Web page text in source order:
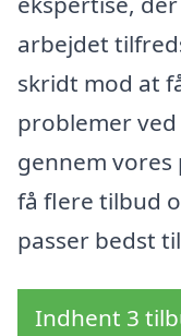
arbejdet
skridt mod at
problemer
gennem
få flere tilbud
passer bedst
Indhent 3